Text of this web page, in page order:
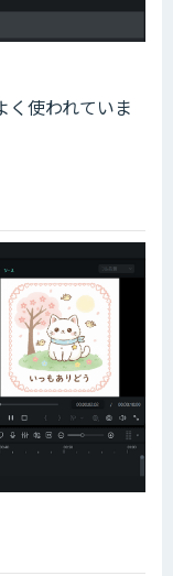
く使われていま